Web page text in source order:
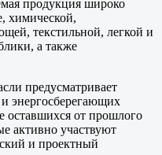
продукция широко
химической,
текстильной, легкой и
а также
предусматривает
энергосберегающих
оставшихся от прошлого
активно участвуют
и проектный